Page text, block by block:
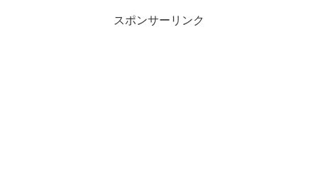
スポンサーリンク